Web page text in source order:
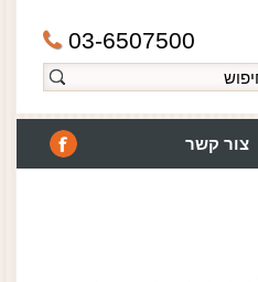
03-6507500
צור קשר